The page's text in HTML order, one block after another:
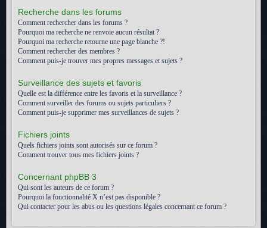
Recherche dans les forums
Comment rechercher dans les forums ?
Pourquoi ma recherche ne renvoie aucun résultat ?
Pourquoi ma recherche retourne une page blanche ?!
Comment rechercher des membres ?
Comment puis-je trouver mes propres messages et sujets ?
Surveillance des sujets et favoris
Quelle est la différence entre les favoris et la surveillance ?
Comment surveiller des forums ou sujets particuliers ?
Comment puis-je supprimer mes surveillances de sujets ?
Fichiers joints
Quels fichiers joints sont autorisés sur ce forum ?
Comment trouver tous mes fichiers joints ?
Concernant phpBB 3
Qui sont les auteurs de ce forum ?
Pourquoi la fonctionnalité X n’est pas disponible ?
Qui contacter pour les abus ou les questions légales concernant ce forum ?